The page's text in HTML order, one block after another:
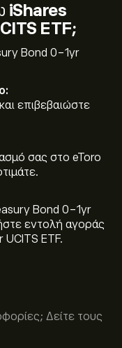
iShares
ETF;
Bond 0-1yr
επιβεβαιώστε
σας στο eToro
Bond 0-1yr
εντολή αγοράς
ETF.
Δείτε τους